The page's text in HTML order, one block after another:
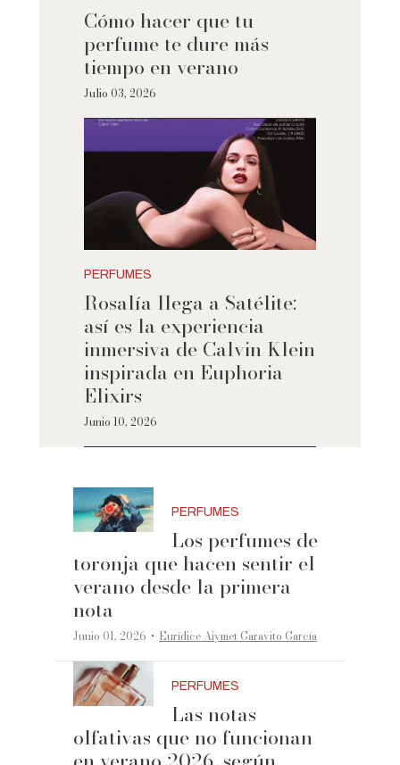
Cómo hacer que tu
perfume te dure más
tiempo en verano
Julio 03, 2026
PERFUMES
Rosalía llega a Satélite:
así es la experiencia
inmersiva de Calvin Klein
inspirada en Euphoria
Elixirs
Junio 10, 2026
PERFUMES
Los perfumes de
toronja que hacen sentir el
verano desde la primera
nota
Junio 01, 2026 ·Eurídice Aiymet Garavito García
PERFUMES
Las notas
olfativas que no funcionan